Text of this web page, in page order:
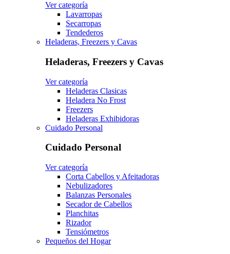
Ver categoría
Lavarropas
Secarropas
Tendederos
Heladeras, Freezers y Cavas
Heladeras, Freezers y Cavas
Ver categoría
Heladeras Clasicas
Heladera No Frost
Freezers
Heladeras Exhibidoras
Cuidado Personal
Cuidado Personal
Ver categoría
Corta Cabellos y Afeitadoras
Nebulizadores
Balanzas Personales
Secador de Cabellos
Planchitas
Rizador
Tensiómetros
Pequeños del Hogar